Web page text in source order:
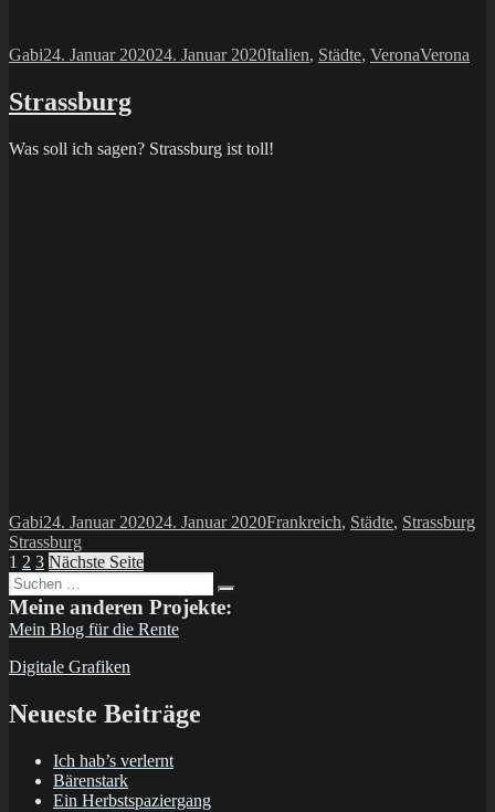
Autor
GabiVeröffentlicht
24. Januar 202024. Januar 2020Kategorien
Italien, Städte, VeronaVerona
Strassburg
Was soll ich sagen? Strassburg ist toll!
Autor
GabiVeröffentlicht
am
24. Januar 202024. Januar 2020Kategorien
Frankreich, Städte, Strassburg
Strassburg
Seitennummerierung
der
Beiträge
Seite
1 Seite
2 Seite
3 Nächste Seite
Suchen
nach:
Meine anderen Projekte:
Mein Blog für die Rente
Digitale Grafiken
Neueste Beiträge
Ich hab’s verlernt
Bärenstark
Ein Herbstspaziergang